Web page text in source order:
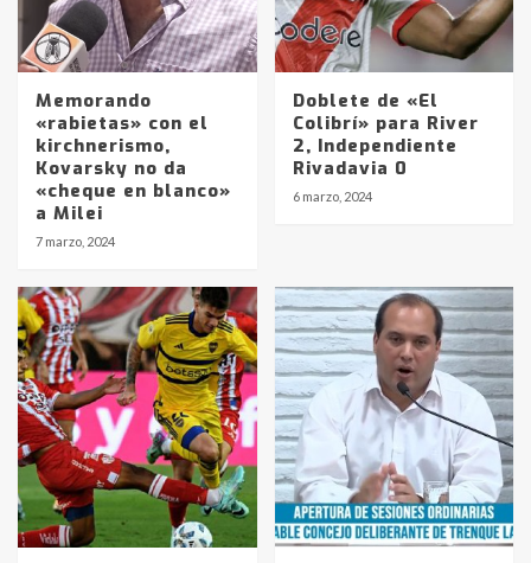
Memorando
«rabietas» con el
kirchnerismo,
Kovarsky no da
«cheque en blanco»
a Milei
7 marzo, 2024
Doblete de «El
Colibrí» para River
2, Independiente
Rivadavia 0
6 marzo, 2024
3
en la mañana del lunes
4
Accidente en Ruta 5: falleció un
joven de Trenque Lauquen
Los precios de los combustibles en
La Pampa, desde YPF hasta Axion
entre 857 a 1338 pesos